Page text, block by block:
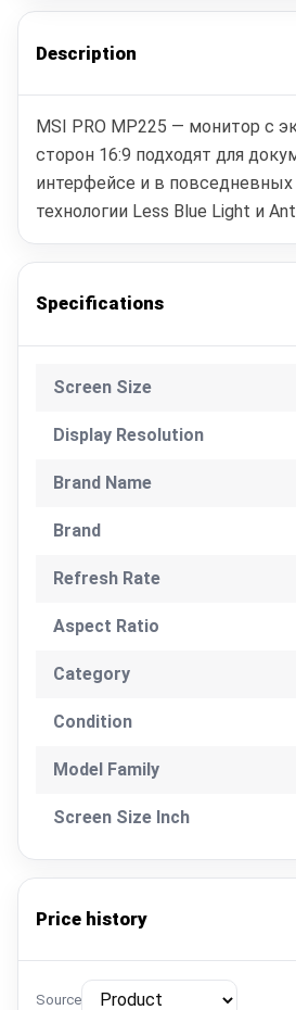
Description
MSI PRO MP225 — монитор с
сторон 16:9 подходят для
интерфейсе и в
технологии Less Blue Light и
Specifications
Screen Size
Display Resolution
Brand Name
Brand
Refresh Rate
Aspect Ratio
Category
Condition
Model Family
Screen Size Inch
Price history
Source